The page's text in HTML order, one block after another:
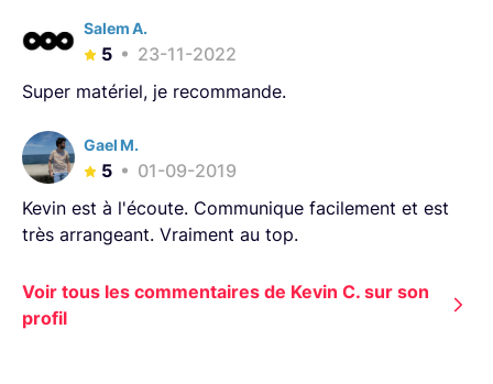
Salem A.
5
23-11-2022
Super matériel, je recommande.
Gael M.
5
01-09-2019
Kevin est à l'écoute. Communique facilement et est
très arrangeant. Vraiment au top.
Voir tous les commentaires de Kevin C. sur son
profil